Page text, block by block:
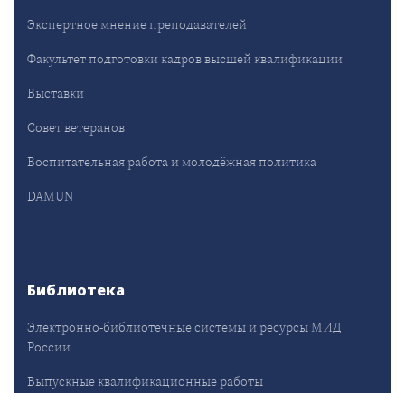
Экспертное мнение преподавателей
Факультет подготовки кадров высшей квалификации
Выставки
Совет ветеранов
Воспитательная работа и молодёжная политика
DAMUN
Библиотека
Электронно-библиотечные системы и ресурсы МИД
России
Выпускные квалификационные работы